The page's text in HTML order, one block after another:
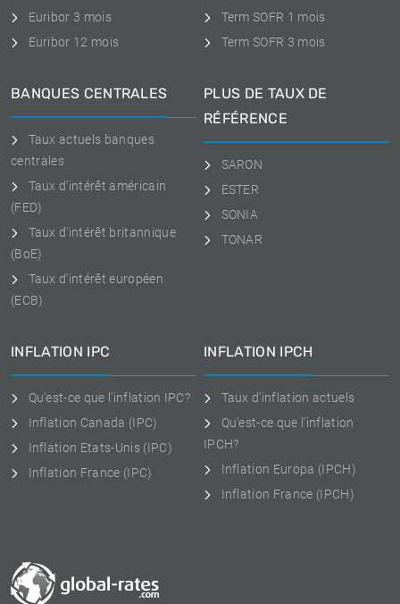
Euribor 3 mois
Euribor 12 mois
Term SOFR 1 mois
Term SOFR 3 mois
BANQUES CENTRALES
Taux actuels banques
centrales
Taux d'intérêt américain
(FED)
Taux d'intérêt britannique
(BoE)
Taux d'intérêt européen
(ECB)
PLUS DE TAUX DE
RÉFÉRENCE
SARON
ESTER
SONIA
TONAR
INFLATION IPC
Qu'est-ce que l'inflation IPC?
Inflation Canada (IPC)
Inflation Etats-Unis (IPC)
Inflation France (IPC)
INFLATION IPCH
Taux d'inflation actuels
Qu'est-ce que l'inflation
IPCH?
Inflation Europa (IPCH)
Inflation France (IPCH)